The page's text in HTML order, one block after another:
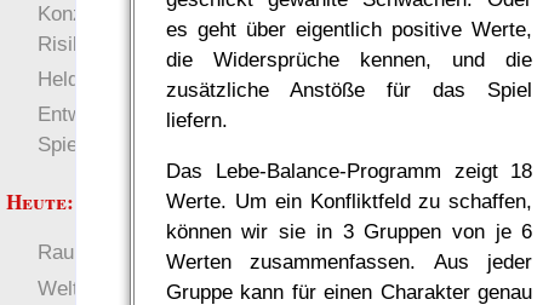
es geht über eigentlich positive Werte,
die Widersprüche kennen, und die
zusätzliche Anstöße für das Spiel
liefern.
Das Lebe-Balance-Programm zeigt 18
Werte. Um ein Konfliktfeld zu schaffen,
können wir sie in 3 Gruppen von je 6
Werten zusammenfassen. Aus jeder
Gruppe kann für einen Charakter genau
Konzept für Schwächen:
Risiko
Heldendokument
Entwicklung von
Spielwelten
Heute:
RaumZeit
Deutsch
Welten